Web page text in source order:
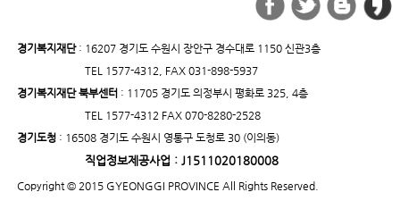
경기복지재단: 16207 경기도 수원시 장안구 경수대로 1150 신관3층
TEL 1577-4312, FAX 031-898-5937
경기복지재단 북부센터 : 11705 경기도 의정부시 평화로 325, 4층
TEL 1577-4312 FAX 070-8280-2528
경기도청: 16508 경기도 수원시 영통구 도청로 30 (이의동)
직업정보제공사업 : J1511020180008
Copyright © 2015 GYEONGGI PROVINCE All Rights Reserved.